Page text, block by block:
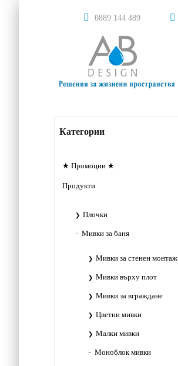
0889 144 489
Категории
★ Промоции ★
Продукти
Плочки
Мивки за баня
Мивки за стенен монтаж
Мивки върху плот
Мивки за вграждане
Цветни мивки
Малки мивки
Моноблок мивки